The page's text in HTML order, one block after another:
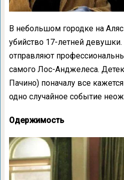
В небольшом городке на
убийство 17-летней девушки.
отправляют
самого Лос-Анджелеса.
Пачино) поначалу все
одно случайное событие
Одержимость